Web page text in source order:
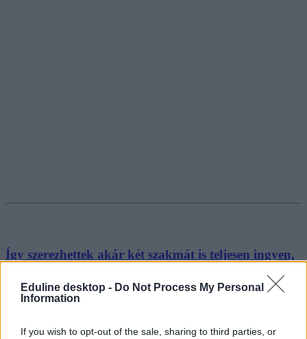
Eduline desktop - Do Not Process My Personal
Information
If you wish to opt-out of the sale, sharing to third parties, or
Így szerezhettek akár két szakmát is teljesen ingyen,
Később akár az egyetemi felvételiben is pontokat érhet.
Székács Linda